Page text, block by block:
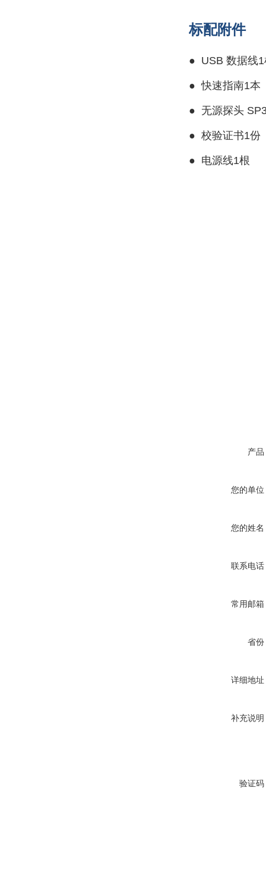
标配附件
● USB 数据线
●快速指南1本
● 无源探头
● 校验证书1份
● 电源线1根
产品
您的单位
您的姓名
联系电话
常用邮箱
省份
详细地址
补充说明
验证码